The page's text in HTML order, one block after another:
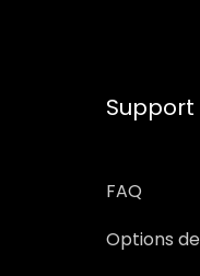
FAQ
Options